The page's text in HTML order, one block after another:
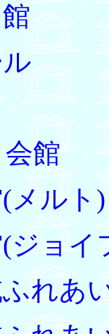
館
メルト)
ジョイ
れあ